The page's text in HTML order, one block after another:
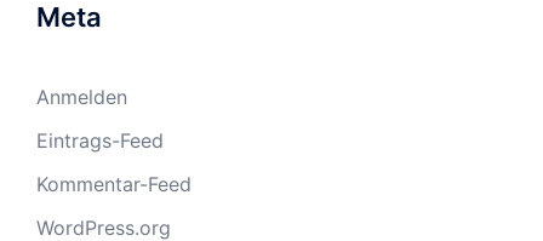
Meta
Anmelden
Eintrags-Feed
Kommentar-Feed
WordPress.org